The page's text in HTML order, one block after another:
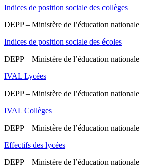
Indices de position sociale des collèges
DEPP – Ministère de l’éducation nationale
Indices de position sociale des écoles
DEPP – Ministère de l’éducation nationale
IVAL Lycées
DEPP – Ministère de l’éducation nationale
IVAL Collèges
DEPP – Ministère de l’éducation nationale
Effectifs des lycées
DEPP – Ministère de l’éducation nationale